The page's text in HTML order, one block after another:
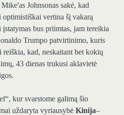
Johnsonas sakė, kad
vertina šį vakarą
bus priimtas, jam tereikia
Trumpo patvirtinimo, kuris
reiškia, kad, neskaitant bet kokių
43 dienas trukusi aklavietė
kur svarstome galimą šio
uždaryta vyriausybė Kinija–